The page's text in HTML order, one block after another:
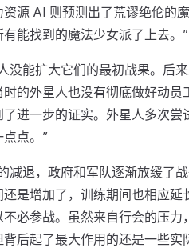
源 AI 则预测出了荒谬绝伦的
能找到的魔法少女派了上去。”
没能扩大它们的最初战果。后
时的外星人也没有彻底做好动
进一步的证实。外星人多次
点。”
减退，政府和军队逐渐放缓了
还是增加了，训练期间也相应
必参战。虽然来自行会的压
后起了最大作用的还是一些